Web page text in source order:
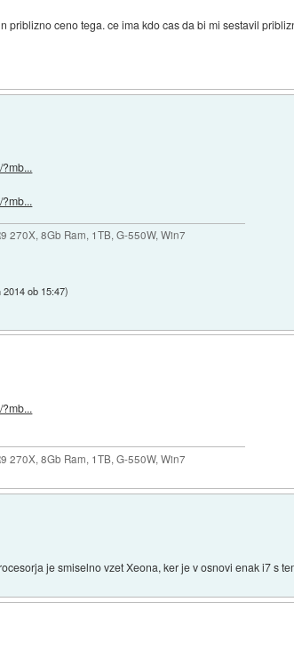
priblizno ceno tega. ce ima kdo cas da bi mi sestavil
270X, 8Gb Ram, 1TB, G-550W, Win7
2014 ob 15:47)
270X, 8Gb Ram, 1TB, G-550W, Win7
je smiselno vzet Xeona, ker je v osnovi enak i7 s